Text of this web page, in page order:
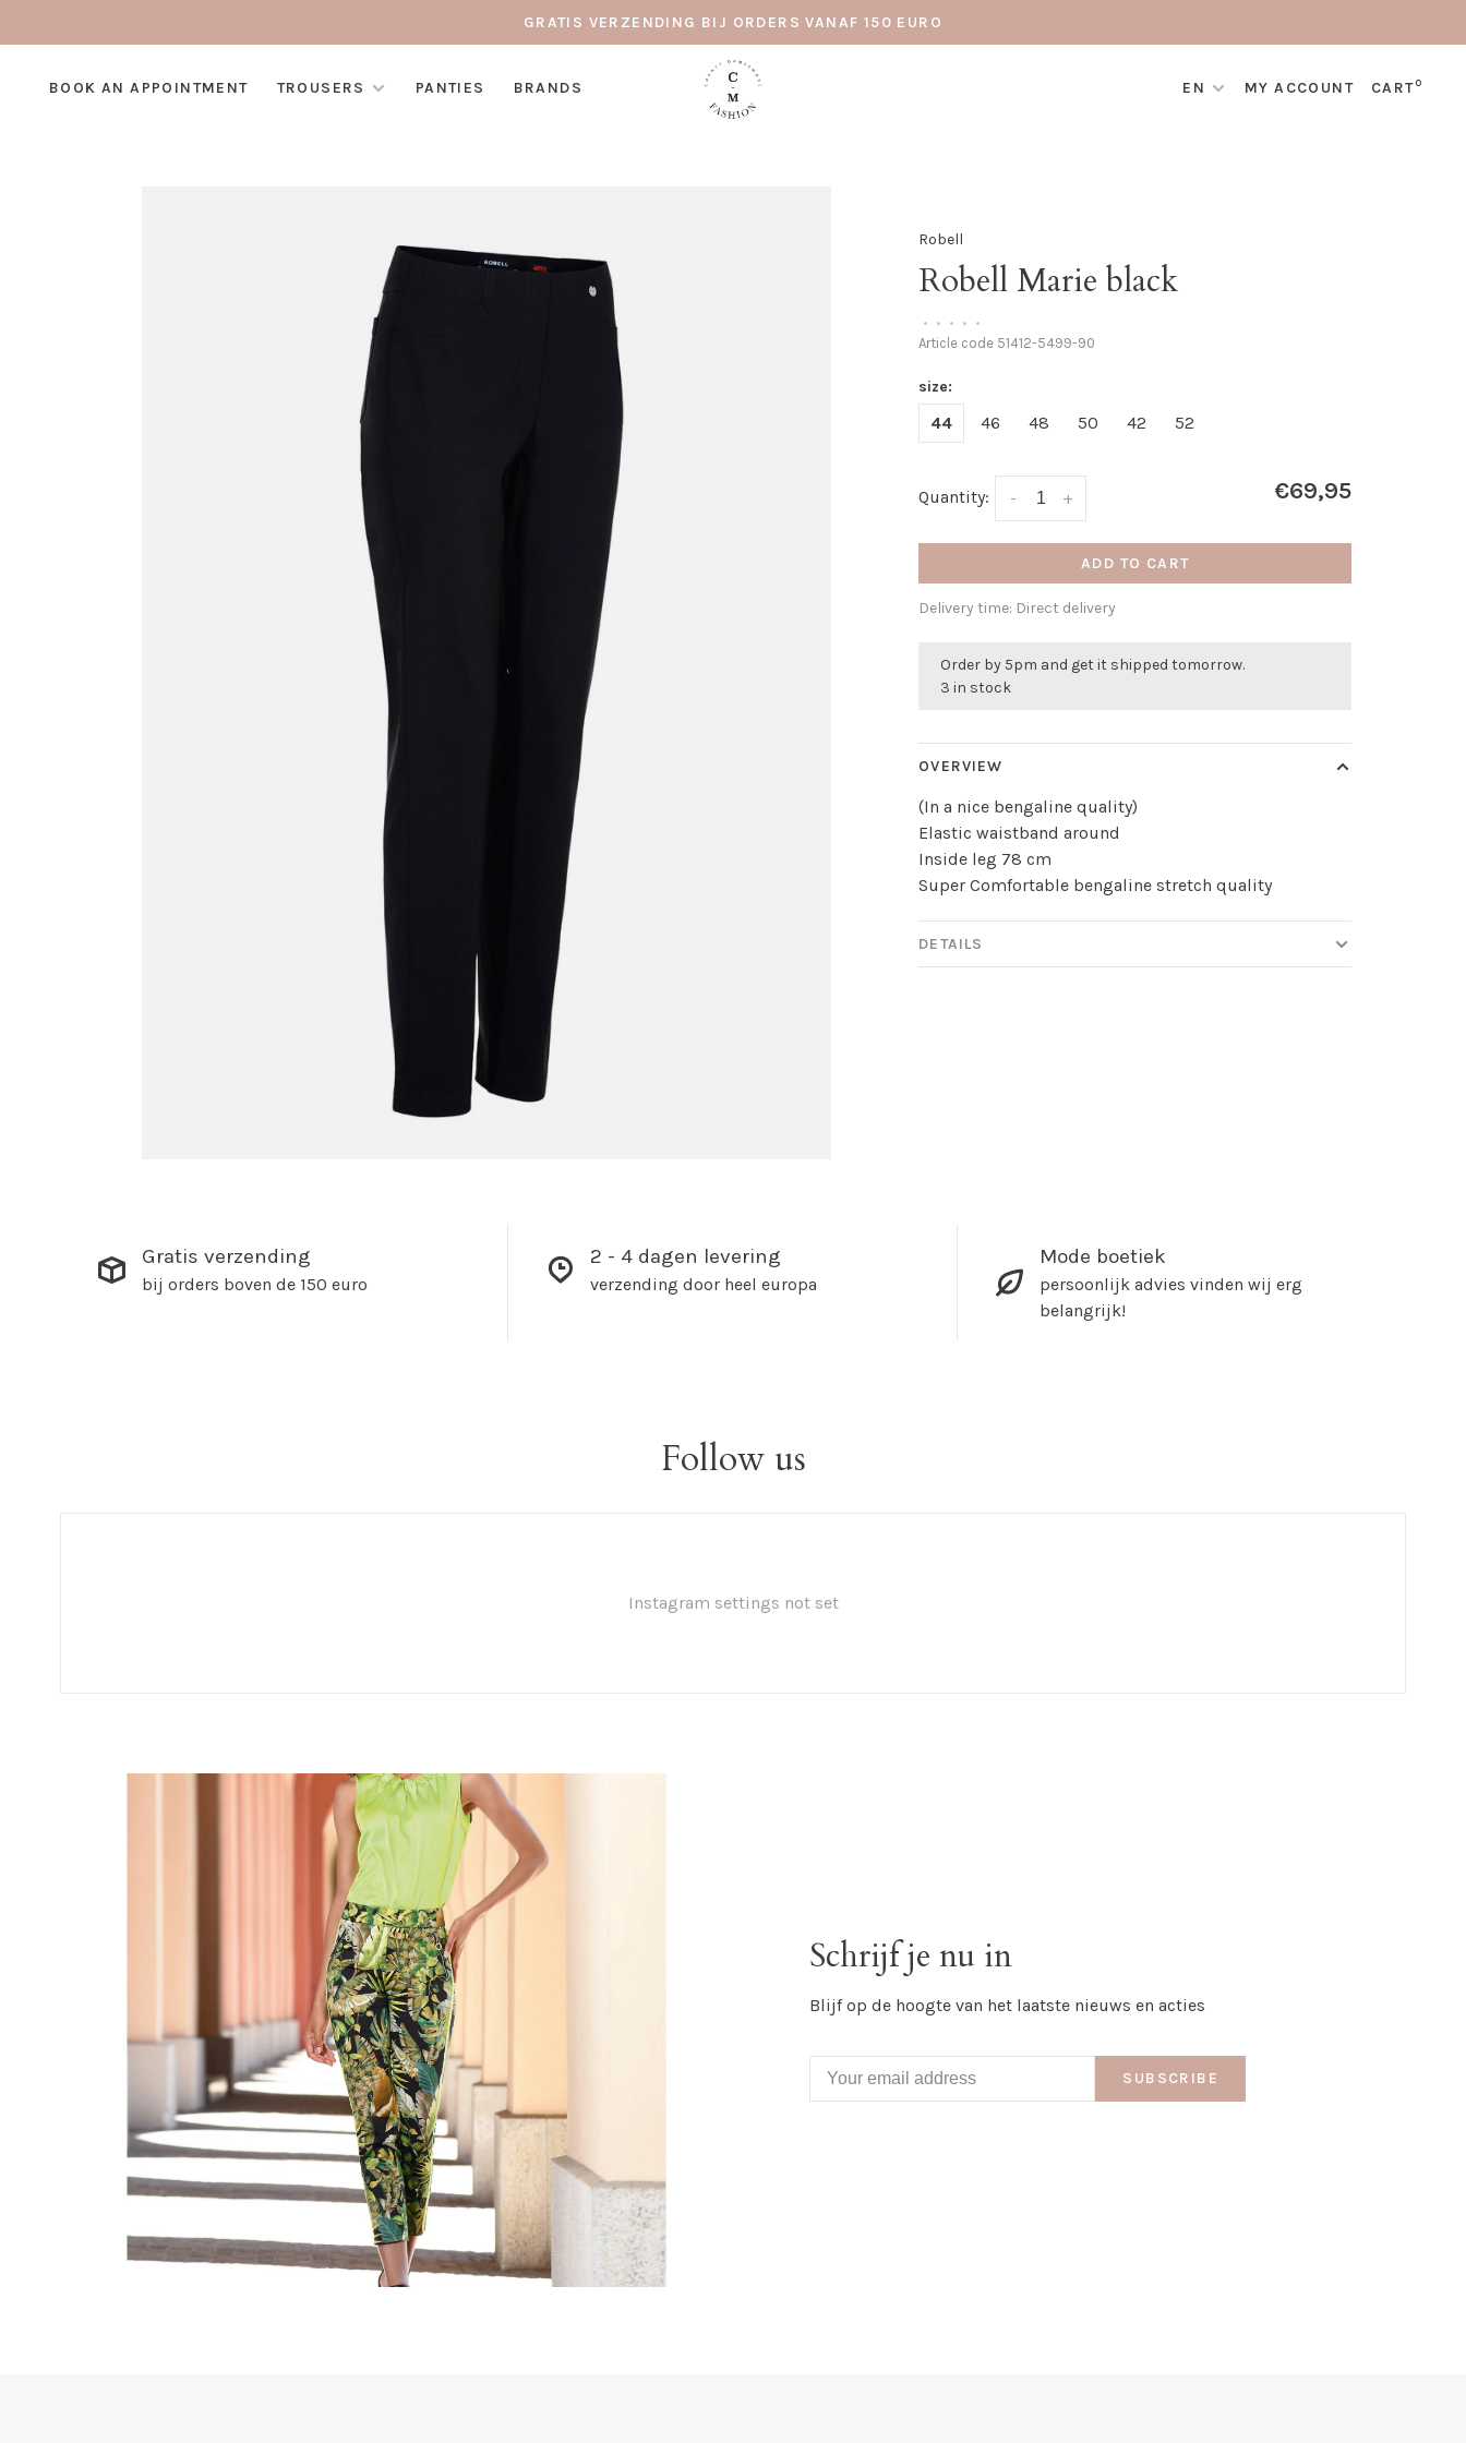
GRATIS VERZENDING BIJ ORDERS VANAF 150 EURO
BOOK AN APPOINTMENT TROUSERS PANTIES BRANDS EN MY ACCOUNT CART0
Robell
Robell Marie black
• • • • •
Article code 51412-5499-90
size:
44 46 48 50 42 52
Quantity: +
- €69,95
ADD TO CART
Delivery time: Direct delivery
Order by 5pm and get it shipped tomorrow.
3 in stock
OVERVIEW
(In a nice bengaline quality)
Elastic waistband around
Inside leg 78 cm
Super Comfortable bengaline stretch quality
DETAILS
Gratis verzending
bij orders boven de 150 euro
2 - 4 dagen levering
verzending door heel europa
Mode boetiek
persoonlijk advies vinden wij erg
belangrijk!
Follow us
Instagram settings not set
Schrijf je nu in
Blijf op de hoogte van het laatste nieuws en acties
SUBSCRIBE